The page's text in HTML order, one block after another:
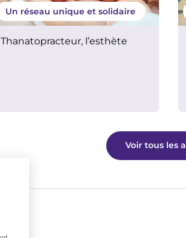
Un réseau unique et solidaire
Thanatopracteur, l’esthète
Voir tous les